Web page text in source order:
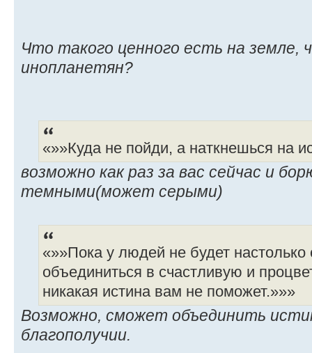
Что такого ценного есть на земле,
инопланетян?
«»»Куда не пойди, а наткнешься на
возможно как раз за вас сейчас и
темными(может серыми)
«»»Пока у людей не будет настолько
объединиться в счастливую и
никакая истина вам не поможет.»»»
Возможно, сможет объединить
благополучии.